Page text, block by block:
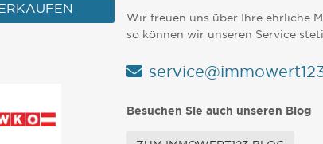
Wir freuen uns über Ihre ehrliche
so können wir unseren Service
Besuchen Sie auch unseren Blog